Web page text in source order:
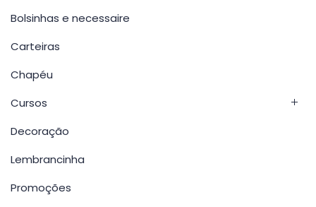
Bolsinhas e necessaire
Carteiras
Chapéu
Cursos
Decoração
Lembrancinha
Promoções